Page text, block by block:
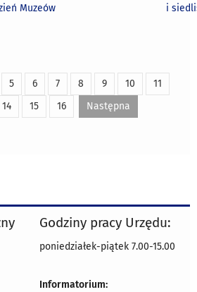
Muzeów i
5 6 7 8 9 10
11
14 15 16 Następna
Godziny pracy Urzędu:
poniedziałek-piątek 7.00-15.00
Informatorium: